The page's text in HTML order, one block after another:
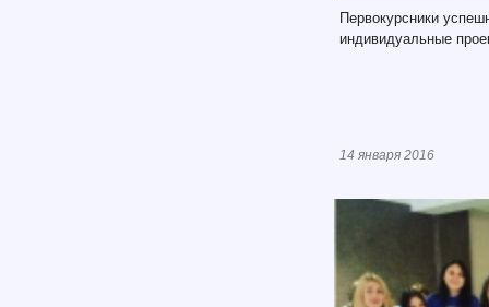
Первокурсники
индивидуальные
14 января 2016